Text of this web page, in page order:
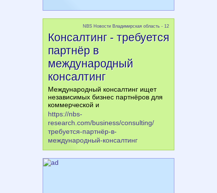
NBS Новости Владимирская область - 12
Консалтинг - требуется
партнёр в
международный
консалтинг
Международный консалтинг ищет
независимых бизнес партнёров для
коммерческой и
https://nbs-
research.com/business/consulting/
требуется-партнёр-в-
международный-консалтинг